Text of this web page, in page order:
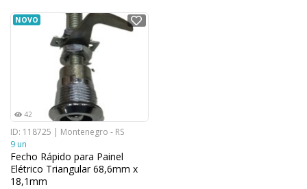
NOVO
42
ID: 118725 | Montenegro - RS
9 un
Fecho Rápido para Painel
Elétrico Triangular 68,6mm x
18,1mm